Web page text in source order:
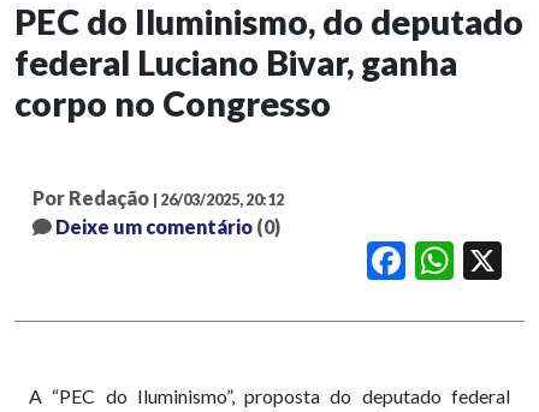
PEC do Iluminismo, do deputado
federal Luciano Bivar, ganha
corpo no Congresso
Por Redação | 26/03/2025, 20:12
Deixe um comentário (0)
FacebookWhatsApp
A “PEC do Iluminismo”, proposta do deputado federal